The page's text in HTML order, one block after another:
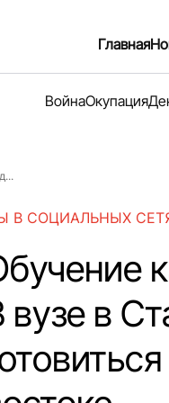
Главная
ВойнаОкупация
В СОЦИАЛЬНЫХ
вузе в